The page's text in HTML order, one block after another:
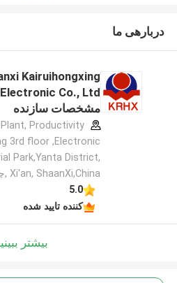
دربارهی ما
Kairuihongxing
مشخصات سازنده
Plant, Productivity
3rd floor ,Electronic
Park,Yanta District,
Xi'an, ShaanXi,China ,چین
5.0
کننده تایید شده
بیشتر